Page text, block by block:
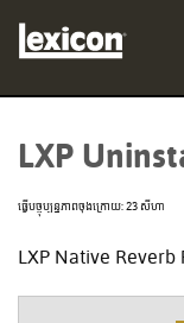
LXP
ធ្វើបច្ចុប្បន្នភាពចុងក្រោយ: 23 សីហា
LXP Native